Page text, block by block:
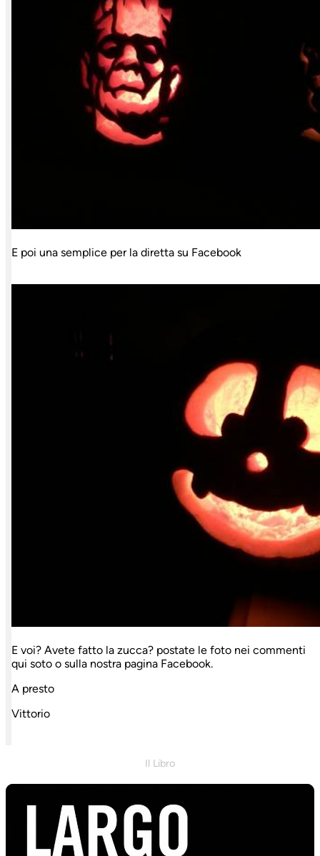
E poi una semplice per la diretta su Facebook
E voi? Avete fatto la zucca? postate le foto nei commenti
qui soto o sulla nostra pagina Facebook.
A presto
Vittorio
Il Libro